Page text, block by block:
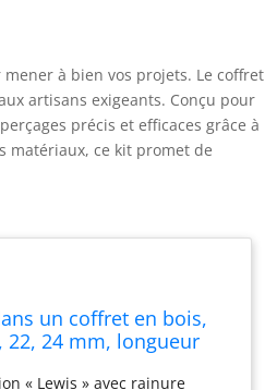
à bien vos projets. Le coffret
artisans exigeants. Conçu pour
précis et efficaces grâce à
matériaux, ce kit promet de
un coffret en bois,
22, 24 mm, longueur
« Lewis » avec rainure